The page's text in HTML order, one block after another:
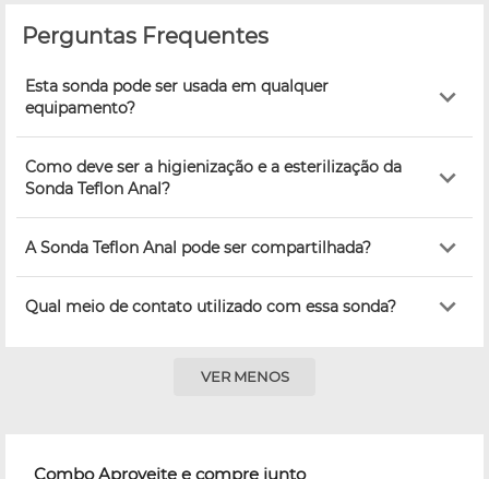
Perguntas Frequentes
Esta sonda pode ser usada em qualquer
equipamento?
Como deve ser a higienização e a esterilização da
Sonda Teflon Anal?
A Sonda Teflon Anal pode ser compartilhada?
Qual meio de contato utilizado com essa sonda?
VER MENOS
Combo Aproveite e compre junto